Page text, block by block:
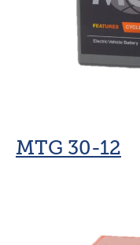
MTG 30-12